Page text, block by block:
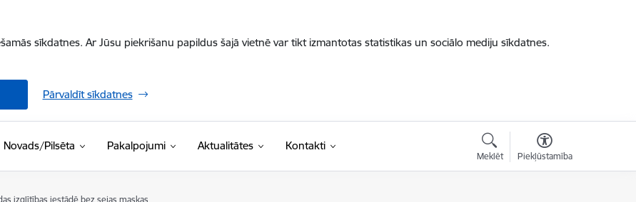
sīkdatnes. Ar Jūsu piekrišanu papildus šajā vietnē var tikt izmantotas statistikas un sociālo mediju sīkdatnes.
Pārvaldīt sīkdatnes
Novads/Pilsēta Pakalpojumi Aktualitātes Kontakti
Meklēt Piekļūstamība
izglītības iestādē bez sejas maskas